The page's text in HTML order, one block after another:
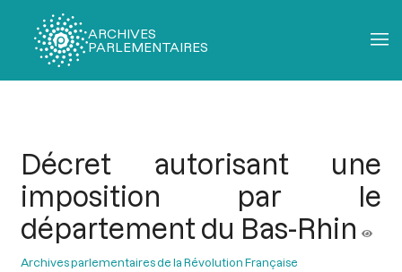
ARCHIVES
PARLEMENTAIRES
Décret autorisant une
imposition par le
département du Bas-Rhin
Archives parlementaires de la Révolution Française